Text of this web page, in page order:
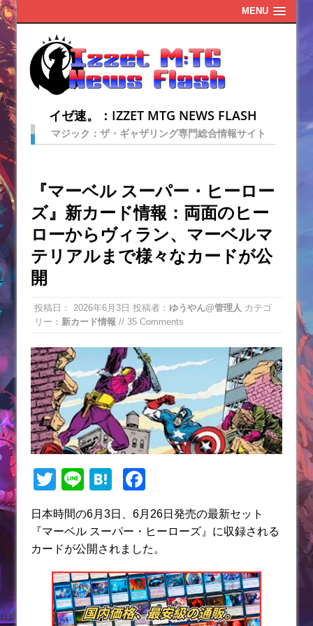
MENU
イゼ速。：IZZET MTG NEWS FLASH
マジック：ザ・ギャザリング専門総合情報サイト
『マーベル スーパー・ヒーロー
ズ』新カード情報：両面のヒー
ローからヴィラン、マーベルマ
テリアルまで様々なカードが公
開
投稿日： 2026年6月3日 投稿者： ゆうやん@管理人 カテゴ
リー： 新カード情報 // 35 Comments
T
w
itt
er
Li
n
e
H
at
e
n
a
a
c
e
b
o
o
日本時間の6月3日、6月26日発売の最新セット
『マーベル スーパー・ヒーローズ』に収録される
カードが公開されました。